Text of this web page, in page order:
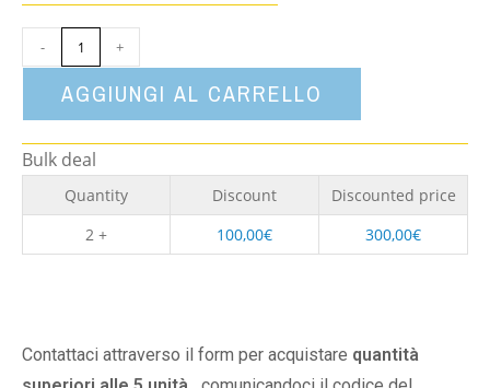
- +
AGGIUNGI AL CARRELLO
Bulk deal
Quantity Discount
Discounted price
2 +
100,00€ 300,00€
Contattaci attraverso il form per acquistare quantità